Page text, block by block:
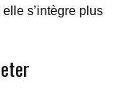
s’intègre plus